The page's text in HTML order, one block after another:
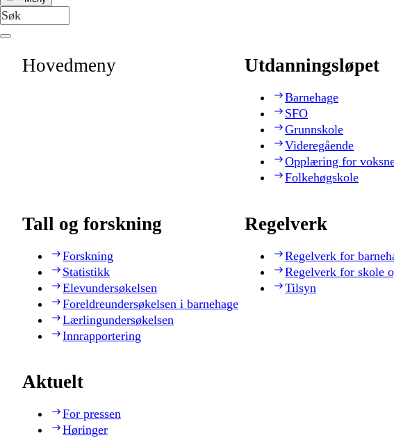
Hovedmeny Utdanningsløpet
Barnehage
SFO
Grunnskole
Videregående
Opplæring for
Folkehøgskole
Tall og forskning
Forskning
Statistikk
Elevundersøkelsen
Foreldreundersøkelsen i barnehage
Lærlingundersøkelsen
Innrapportering
Regelverk
Regelverk for
Regelverk for skole
Tilsyn
Aktuelt
For pressen
Høringer